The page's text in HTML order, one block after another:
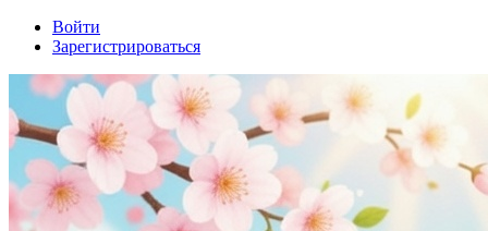
Войти
Зарегистрироваться